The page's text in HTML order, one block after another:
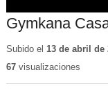
Gymkana
Subido el 13 de abril de
67visualizaciones